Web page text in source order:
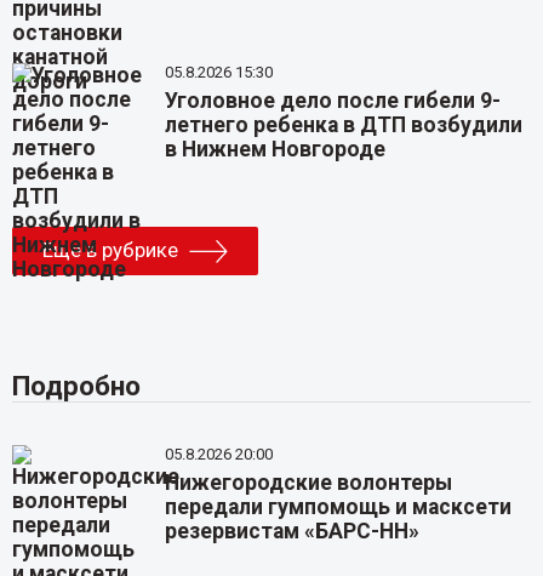
05.8.2026 15:30
Уголовное дело после гибели 9-
летнего ребенка в ДТП возбудили
в Нижнем Новгороде
Еще в рубрике
Подробно
05.8.2026 20:00
Нижегородские волонтеры
передали гумпомощь и масксети
резервистам «БАРС-НН»